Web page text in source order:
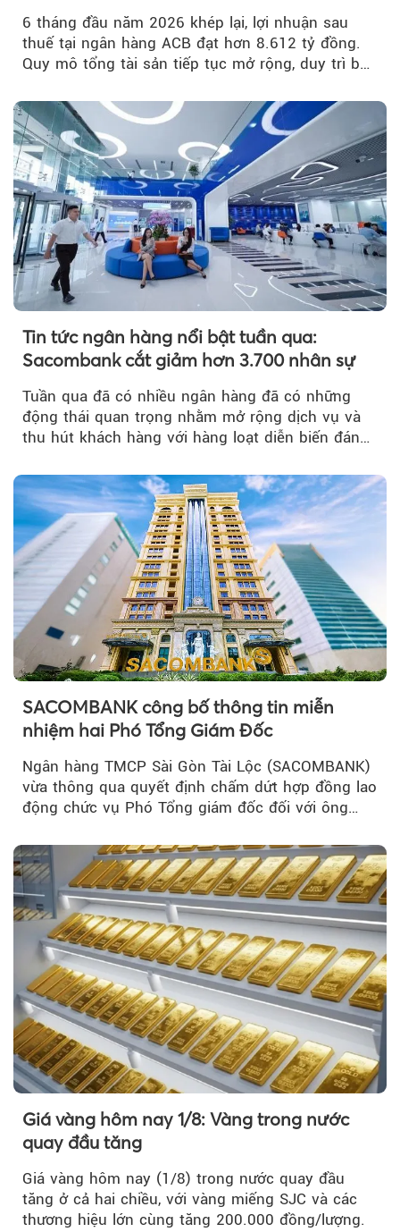
nợ xấu thấp nhất ngành
6 tháng đầu năm 2026 khép lại, lợi nhuận sau
thuế tại ngân hàng ACB đạt hơn 8.612 tỷ đồng.
Quy mô tổng tài sản tiếp tục mở rộng, duy trì bộ
Tin tức ngân hàng nổi bật tuần qua:
Sacombank cắt giảm hơn 3.700 nhân sự
Tuần qua đã có nhiều ngân hàng đã có những
động thái quan trọng nhằm mở rộng dịch vụ và
thu hút khách hàng với hàng loạt diễn biến đáng
SACOMBANK công bố thông tin miễn
nhiệm hai Phó Tổng Giám Đốc
Ngân hàng TMCP Sài Gòn Tài Lộc (SACOMBANK)
vừa thông qua quyết định chấm dứt hợp đồng lao
động chức vụ Phó Tổng giám đốc đối với ông
Giá vàng hôm nay 1/8: Vàng trong nước
quay đầu tăng
Giá vàng hôm nay (1/8) trong nước quay đầu
tăng ở cả hai chiều, với vàng miếng SJC và các
thương hiệu lớn cùng tăng 200.000 đồng/lượng.